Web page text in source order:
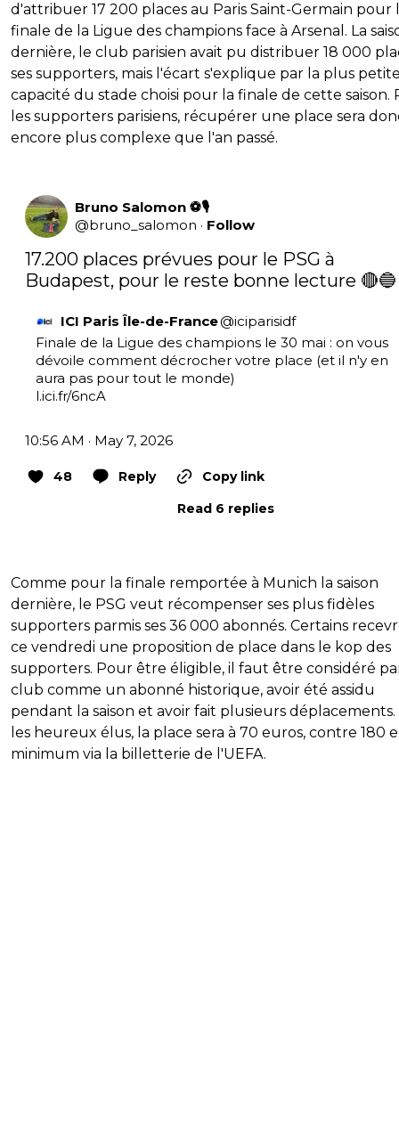
d'attribuer 17 200 places au Paris Saint-Germain pour
finale de la Ligue des champions face à Arsenal. La
dernière, le club parisien avait pu distribuer 18 000
ses supporters, mais l'écart s'explique par la plus
capacité du stade choisi pour la finale de cette saison.
les supporters parisiens, récupérer une place sera
encore plus complexe que l'an passé.
Bruno Salomon ⚽🎙
@bruno_salomon · Follow
17.200 places prévues pour le PSG à
Budapest, pour le reste bonne lecture 🔴🔵
ICI Paris Île-de-France@iciparisidf
Finale de la Ligue des champions le 30 mai : on vous
dévoile comment décrocher votre place (et il n'y en
l.ici.fr/6ncA
10:56 AM · May 7, 2026
48 Reply
Copy link
Read 6 replies
Comme pour la finale remportée à Munich la saison
dernière, le PSG veut récompenser ses plus fidèles
supporters parmis ses 36 000 abonnés. Certains
ce vendredi une proposition de place dans le kop des
supporters. Pour être éligible, il faut être considéré
club comme un abonné historique, avoir été assidu
pendant la saison et avoir fait plusieurs
les heureux élus, la place sera à 70 euros, contre 180
minimum via la billetterie de l'UEFA.